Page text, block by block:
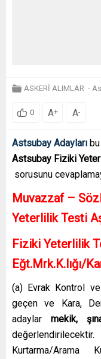
ASKERİ ALIMLAR -
0 A+ A-
Astsubay Adayları
Astsubay Fiziki
sorusunu
Muvazzaf –
Yeterlilik Testi
Fiziki Yeterlilik
Eğt.Mrk.K.lığı/
(a) Evrak Kontrol
geçen ve Kara,
adaylar mekik,
Kurtarma/Arama